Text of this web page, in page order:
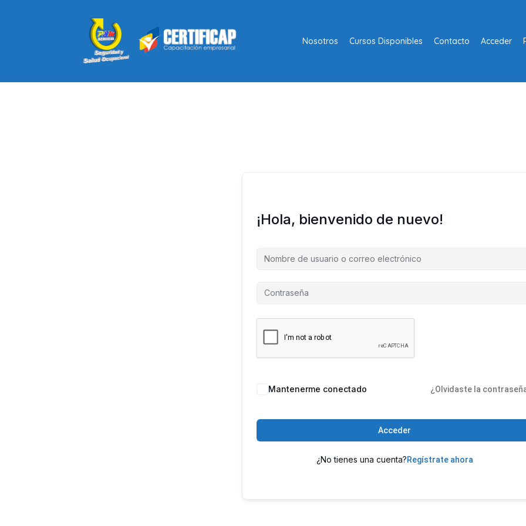
Nosotros Cursos Disponibles Contacto Acceder
¡Hola, bienvenido de nuevo!
Mantenerme conectado ¿Olvidaste la
Acceder
¿No tienes una cuenta?Regístrate ahora